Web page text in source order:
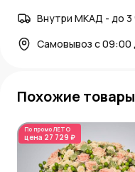
Внутри МКАД - до 3
Самовывоз с 09:00
Похожие товары
По промоЛЕТО
цена 27 729 ₽